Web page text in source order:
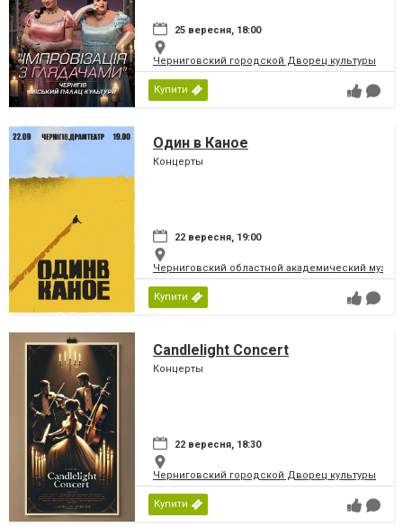
25 вересня, 18:00
Черниговский городской Дворец культуры
Купити
Один в Каное
Концерты
22 вересня, 19:00
Черниговский областной академический
Купити
Candlelight Concert
Концерты
22 вересня, 18:30
Черниговский городской Дворец культуры
Купити